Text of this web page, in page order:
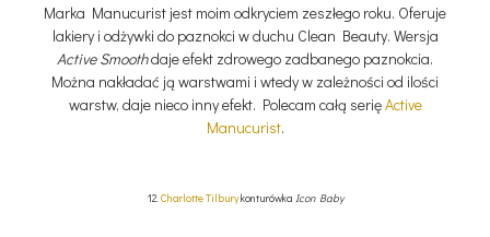
Marka Manucurist jest moim odkryciem zeszłego roku. Oferuje
lakiery i odżywki do paznokci w duchu Clean Beauty. Wersja
Active Smoothdaje efekt zdrowego zadbanego paznokcia.
Można nakładać ją warstwami i wtedy w zależności od ilości
warstw, daje nieco inny efekt. Polecam całą serięActive
Manucurist.
12.Charlotte Tilburykonturówka Icon Baby